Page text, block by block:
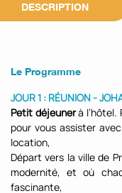
DESCRIPTION
Le Programme
JOUR 1 : RÉUNION -
Petit déjeunerà l’hôtel.
pour vous assister
location,
Départ vers la ville de
modernité, et où
fascinante,